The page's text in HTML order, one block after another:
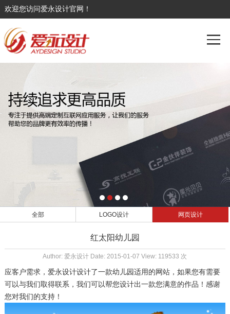
欢迎您访问爱永设计官网！
全部 LOGO设计 网页设计
红太阳幼儿园
Author: 爱永设计 Date: 2015-01-07 View: 119533 次
应客户需求，爱永设计设计了一款幼儿园适用的网站，如果您有需要
可以与我们取得联系，我们可以帮您设计出一款您满意的作品！感谢
您对我们的支持！